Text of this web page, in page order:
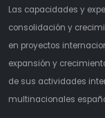
Las capacidades y
consolidación y
en proyectos
expansión y
de sus actividades
multinacionales